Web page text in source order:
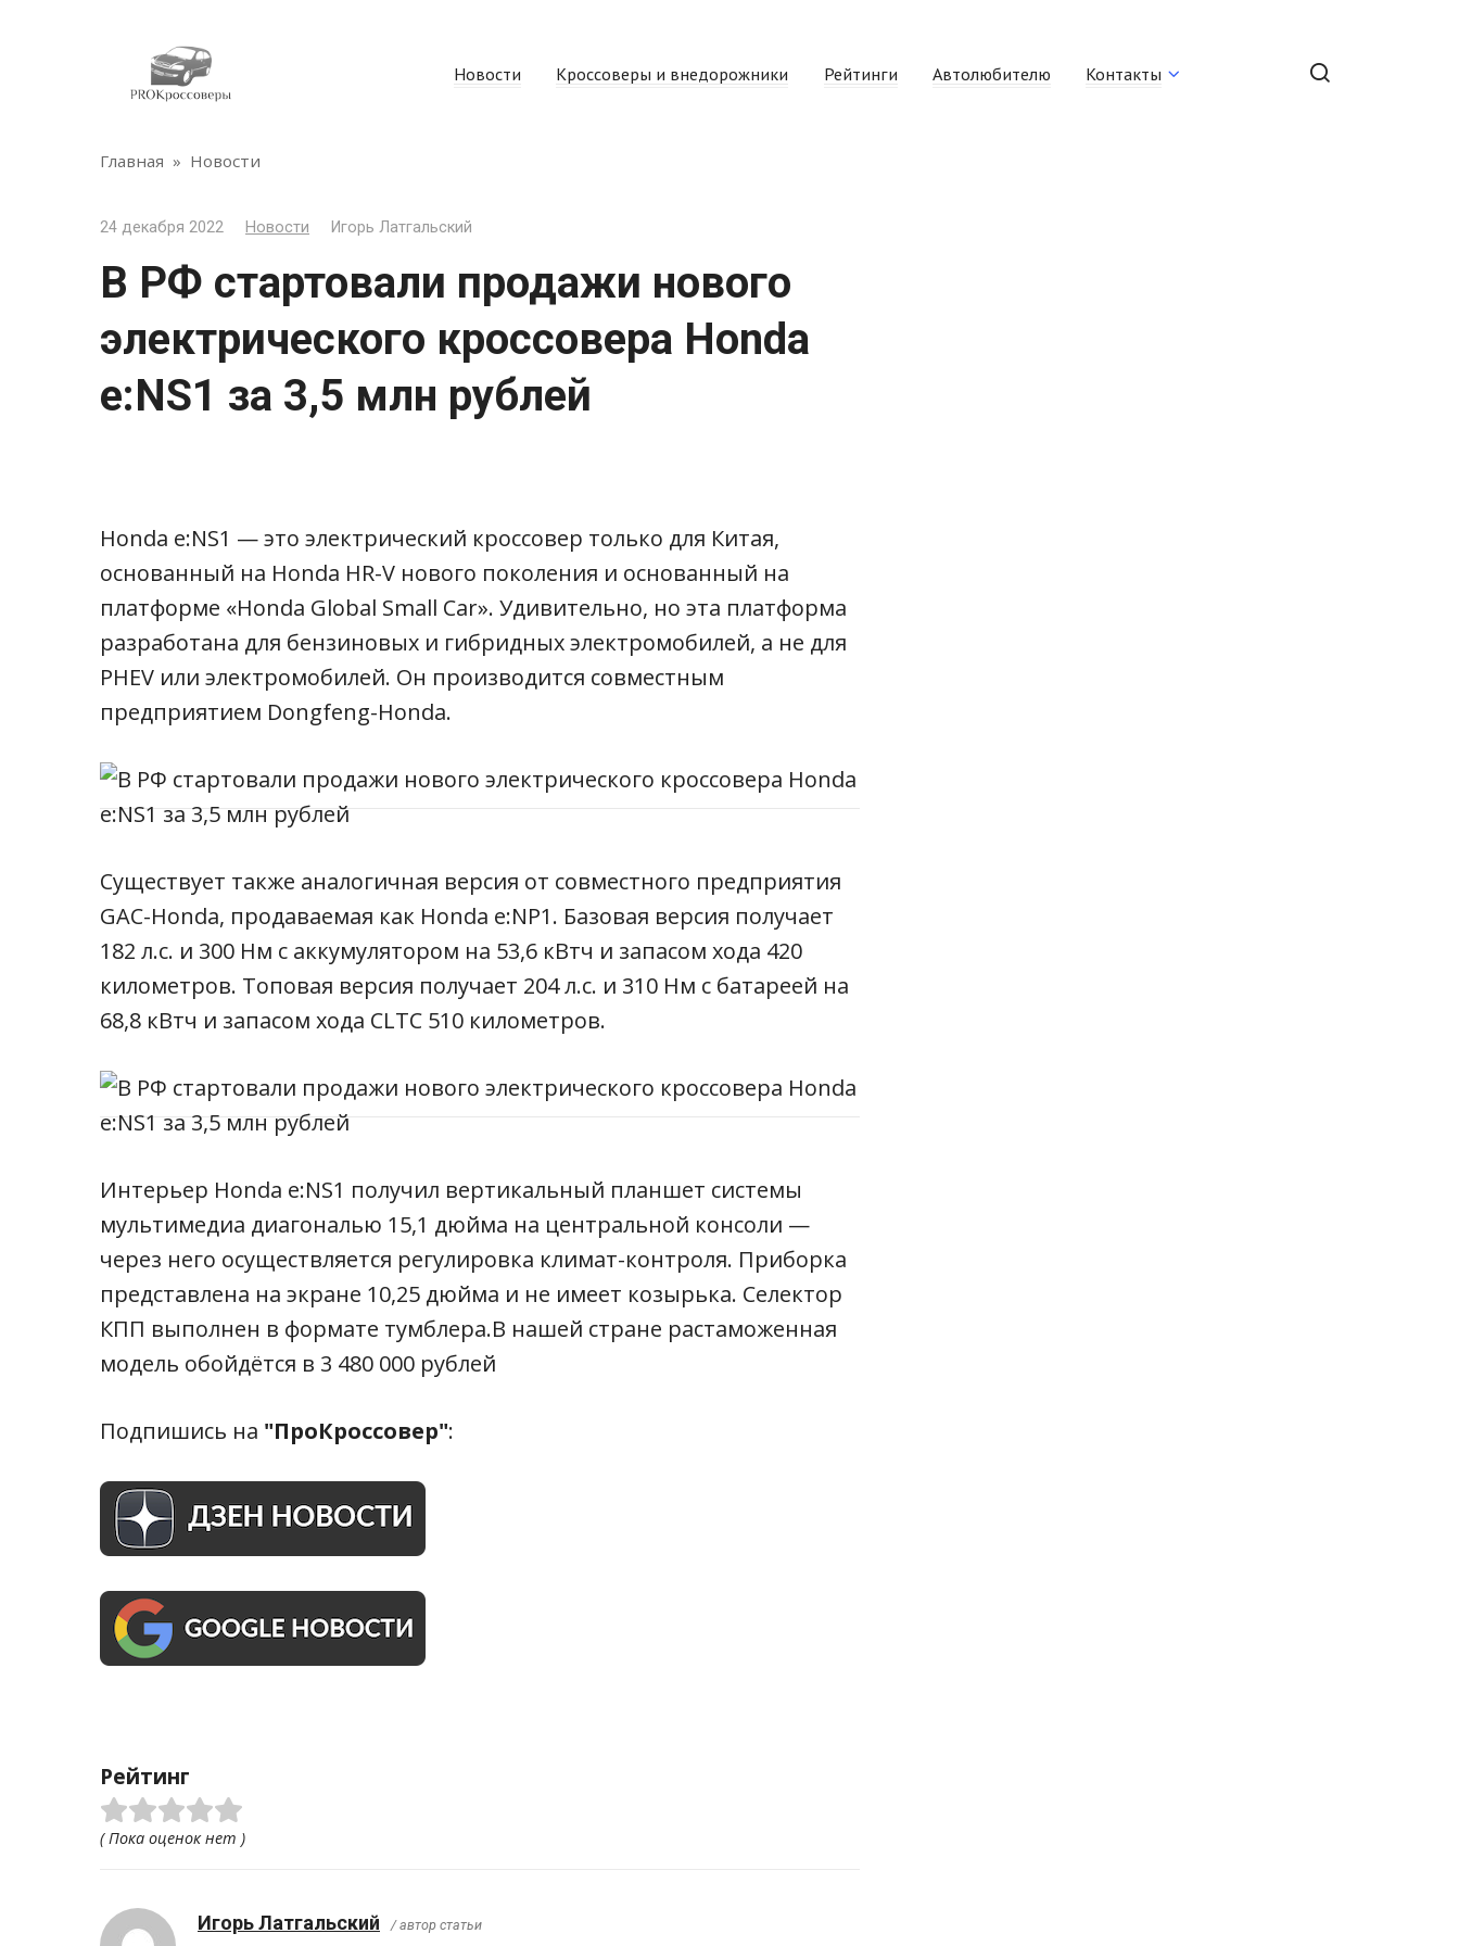
Новости Кроссоверы и внедорожники Рейтинги Автолюбителю Контакты
Главная » Новости
24 декабря 2022 Новости Игорь Латгальский
В РФ стартовали продажи нового
электрического кроссовера Honda
e:NS1 за 3,5 млн рублей
Honda e:NS1 — это электрический кроссовер только для Китая,
основанный на Honda HR-V нового поколения и основанный на
платформе «Honda Global Small Car». Удивительно, но эта платформа
разработана для бензиновых и гибридных электромобилей, а не для
PHEV или электромобилей. Он производится совместным
предприятием Dongfeng-Honda.
Существует также аналогичная версия от совместного предприятия
GAC-Honda, продаваемая как Honda e:NP1. Базовая версия получает
182 л.с. и 300 Нм с аккумулятором на 53,6 кВтч и запасом хода 420
километров. Топовая версия получает 204 л.с. и 310 Нм с батареей на
68,8 кВтч и запасом хода CLTC 510 километров.
Интерьер Honda e:NS1 получил вертикальный планшет системы
мультимедиа диагональю 15,1 дюйма на центральной консоли —
через него осуществляется регулировка климат-контроля. Приборка
представлена на экране 10,25 дюйма и не имеет козырька. Селектор
КПП выполнен в формате тумблера.В нашей стране растаможенная
модель обойдётся в 3 480 000 рублей
Подпишись на "ПроКроссовер":
Рейтинг
( Пока оценок нет )
Игорь Латгальский / автор статьи